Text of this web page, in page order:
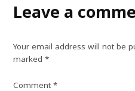
Leave a
Your email address will not be
marked*
Comment*